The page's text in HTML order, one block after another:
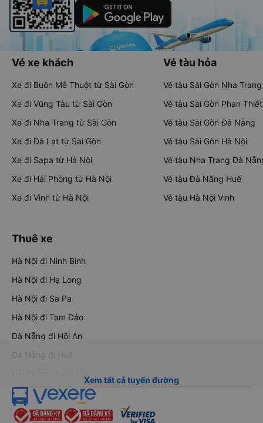
Vé xe khách
Xe đi Buôn Mê Thuột từ Sài Gòn
Xe đi Vũng Tàu từ Sài Gòn
Xe đi Nha Trang từ Sài Gòn
Xe đi Đà Lạt từ Sài Gòn
Xe đi Sapa từ Hà Nội
Xe đi Hải Phòng từ Hà Nội
Xe đi Vinh từ Hà Nội
Vé tàu hỏa
Vé tàu Sài Gòn Nha Trang
Vé tàu Sài Gòn Phan Thiết
Vé tàu Sài Gòn Đà Nẵng
Vé tàu Sài Gòn Hà Nội
Vé tàu Nha Trang Đà
Vé tàu Đà Nẵng Huế
Vé tàu Hà Nội Vinh
Thuê xe
Hà Nội đi Ninh Bình
Hà Nội đi Hạ Long
Hà Nội đi Sa Pa
Hà Nội đi Tam Đảo
Đà Nẵng đi Hội An
Đà Nẵng đi Huế
Xem tất cả tuyến đường